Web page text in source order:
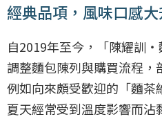
經典品項，風味口感
自2019年至今，「陳耀訓
調整麵包陳列與購買流程，
例如向來頗受歡迎的「麵茶
夏天經常受到溫度影響而